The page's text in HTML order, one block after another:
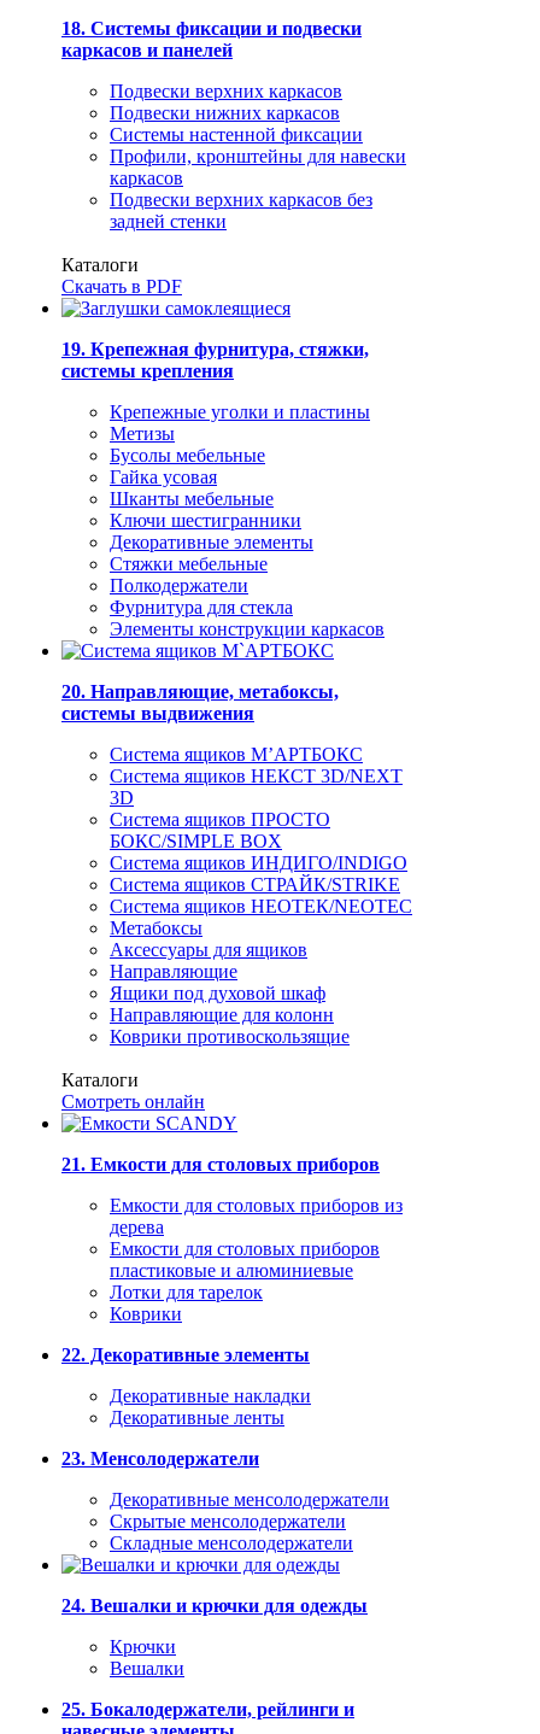
18. Системы фиксации и подвески
каркасов и панелей
Подвески верхних каркасов
Подвески нижних каркасов
Системы настенной фиксации
Профили, кронштейны для навески
каркасов
Подвески верхних каркасов без
задней стенки
Каталоги
Скачать в PDF
19. Крепежная фурнитура, стяжки,
системы крепления
Крепежные уголки и пластины
Метизы
Бусолы мебельные
Гайка усовая
Шканты мебельные
Ключи шестигранники
Декоративные элементы
Стяжки мебельные
Полкодержатели
Фурнитура для стекла
Элементы конструкции каркасов
20. Направляющие, метабоксы,
системы выдвижения
Система ящиков М’АРТБОКС
Система ящиков НЕКСТ 3D/NEXT
3D
Система ящиков ПРОСТО
БОКС/SIMPLE BOX
Система ящиков ИНДИГО/INDIGO
Система ящиков СТРАЙК/STRIKE
Система ящиков НЕОТЕК/NEOTEC
Метабоксы
Аксессуары для ящиков
Направляющие
Ящики под духовой шкаф
Направляющие для колонн
Коврики противоскользящие
Каталоги
Смотреть онлайн
21. Емкости для столовых приборов
Емкости для столовых приборов из
дерева
Емкости для столовых приборов
пластиковые и алюминиевые
Лотки для тарелок
Коврики
22. Декоративные элементы
Декоративные накладки
Декоративные ленты
23. Менсолодержатели
Декоративные менсолодержатели
Скрытые менсолодержатели
Складные менсолодержатели
24. Вешалки и крючки для одежды
Крючки
Вешалки
25. Бокалодержатели, рейлинги и